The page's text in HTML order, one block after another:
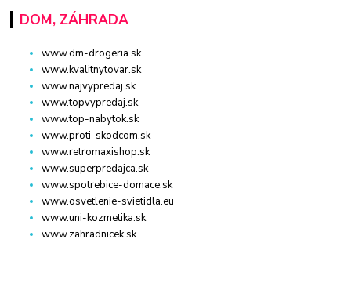
DOM, ZÁHRADA
www.dm-drogeria.sk
www.kvalitnytovar.sk
www.najvypredaj.sk
www.topvypredaj.sk
www.top-nabytok.sk
www.proti-skodcom.sk
www.retromaxishop.sk
www.superpredajca.sk
www.spotrebice-domace.sk
www.osvetlenie-svietidla.eu
www.uni-kozmetika.sk
www.zahradnicek.sk